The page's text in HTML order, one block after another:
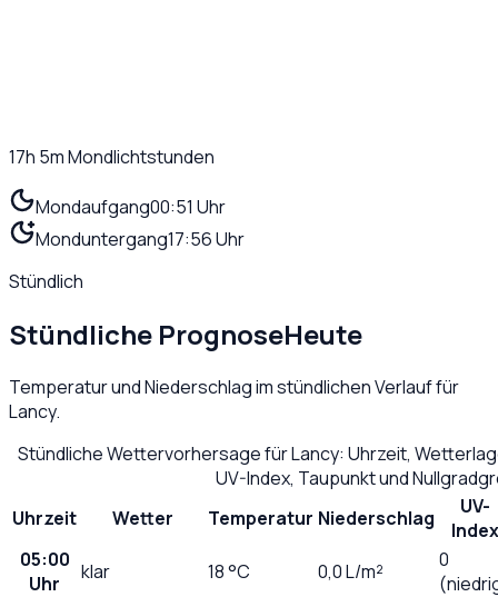
17h 5mMondlichtstunden
Mondaufgang00:51 Uhr
Monduntergang17:56 Uhr
Stündlich
Stündliche PrognoseHeute
Temperatur und Niederschlag im stündlichen Verlauf für
Lancy.
Stündliche Wettervorhersage fürLancy: Uhrzeit,
UV-Index, Taupunkt und
Uhrzeit
Wetter Temperatur Niederschlag
UV-
Index
05:00
Uhr
klar 18°C 0,0L/m²
0